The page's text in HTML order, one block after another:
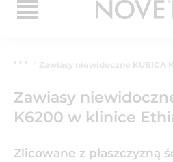
Zawiasy niewidoczne KUBICA
Zawiasy
K6200 w klinice
Zlicowane z płaszczyzną